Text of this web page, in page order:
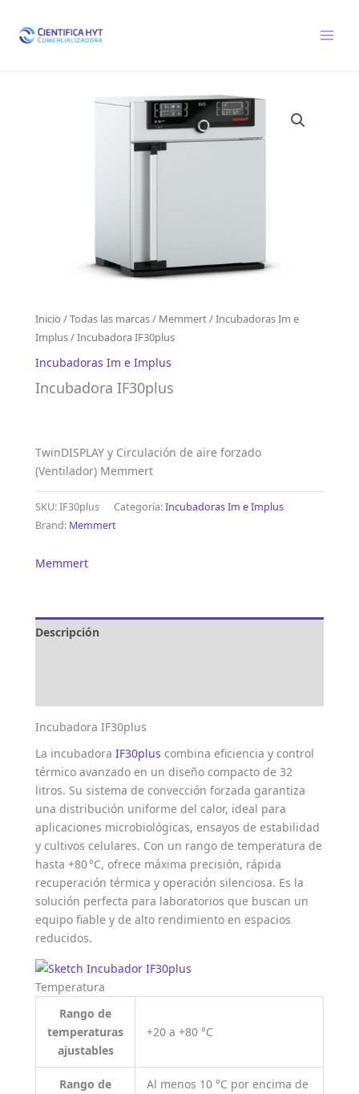
contenido
Inicio /Todas las marcas/ Memmert/Incubadoras Im e
Implus/ Incubadora IF30plus
Incubadoras Im e Implus
Incubadora IF30plus
TwinDISPLAY y Circulación de aire forzado
(Ventilador) Memmert
SKU:IF30plus Categoría:Incubadoras Im e Implus
Brand: Memmert
Memmert
Descripción
Incubadora IF30plus
La incubadora IF30plus combina eficiencia y control
térmico avanzado en un diseño compacto de 32
litros. Su sistema de convección forzada garantiza
una distribución uniforme del calor, ideal para
aplicaciones microbiológicas, ensayos de estabilidad
y cultivos celulares. Con un rango de temperatura de
hasta +80 °C, ofrece máxima precisión, rápida
recuperación térmica y operación silenciosa. Es la
solución perfecta para laboratorios que buscan un
equipo fiable y de alto rendimiento en espacios
reducidos.
Temperatura
Rango de
temperaturas
ajustables
+20 a +80 °C
Rango de
Al menos 10 °C por encima de